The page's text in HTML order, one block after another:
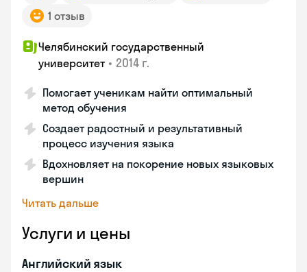
1 отзыв
Челябинский государственный
университет • 2014 г.
Помогает ученикам найти оптимальный
метод обучения
Создает радостный и результативный
процесс изучения языка
Вдохновляет на покорение новых языковых
вершин
Читать дальше
Услуги и цены
Английский язык